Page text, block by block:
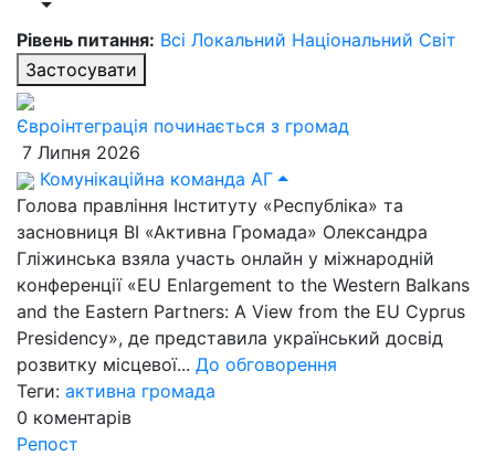
Рівень питання: Всі Локальний Національний Світ
Застосувати
Євроінтеграція починається з громад
7 Липня 2026
Комунікаційна команда АГ
Голова правління Інституту «Республіка» та
засновниця ВІ «Активна Громада» Олександра
Гліжинська взяла участь онлайн у міжнародній
конференції «EU Enlargement to the Western Balkans
and the Eastern Partners: A View from the EU Cyprus
Presidency», де представила український досвід
розвитку місцевої... До обговорення
Теги: активна громада
0 коментарів
Репост